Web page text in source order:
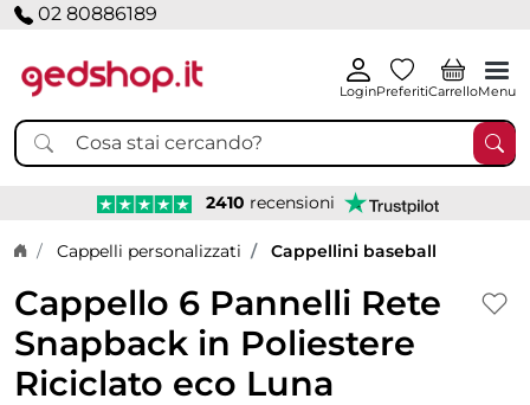
02 80886189
LoginPreferitiCarrelloMenu
2410 recensioni
Home page
Cappelli personalizzati Cappellini baseball
Cappello 6 Pannelli Rete
Snapback in Poliestere
Riciclato eco Luna